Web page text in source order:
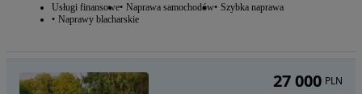
Usługi finansowe Naprawa samochodów Szybka naprawa
Naprawy blacharskie
27 000 PLN